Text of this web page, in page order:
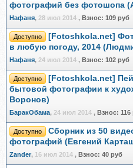
фотографий без фотошопа
Нафаня, 28 июл 2014 , Взнос: 109 руб
Доступно
[Fotoshkola.net]
в любую погоду, 2014
Нафаня, 24 июл 2014 , Взнос: 102 руб
Доступно
[Fotoshkola.net]
бытовой фотографии к
Воронов)
БаракОбама, 24 июл 2014 , Взнос: 116
Доступно
Сборник из 50
фотографий (Евгений
Zander, 16 июл 2014 , Взнос: 40 руб